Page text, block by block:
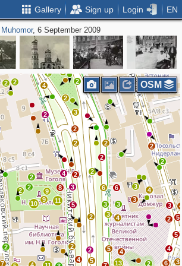
Gallery Sign up Login EN
Muhomor, 6 September 2009
3
2
2 2
6
3
4
4
2
2
2
3
2
4
2
2
2 2
2
3
6
4
5
5
2
3
3
4
3
4
3
3
2
13
4
5
2
5
4
7
2
2
2
2
9
10
2
2
5
11
9
8
4
2
3
3
6 6
2
2
2
2
OSM